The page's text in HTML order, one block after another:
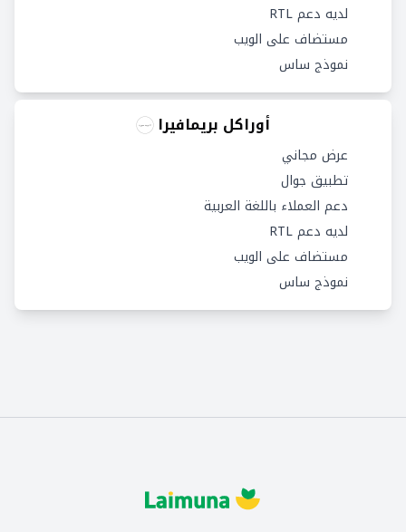
لديه دعم RTL
مستضاف على الويب
نموذج ساس
أوراكل بريمافيرا
عرض مجاني
تطبيق جوال
دعم العملاء باللغة العربية
لديه دعم RTL
مستضاف على الويب
نموذج ساس